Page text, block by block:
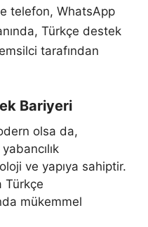
telefon, WhatsApp
Türkçe destek
tarafından
Bariyeri
olsa da,
ve yapıya sahiptir.
Türkçe
mükemmel